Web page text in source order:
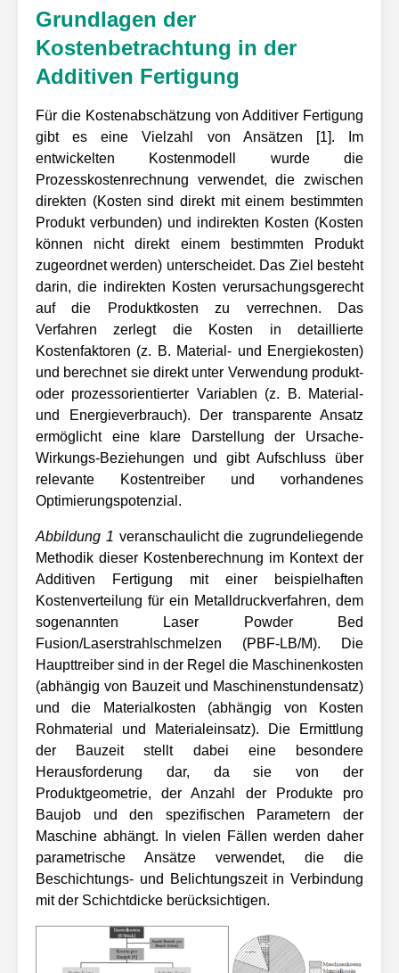
Grundlagen der
Kostenbetrachtung in der
Additiven Fertigung
Für die Kostenabschätzung von Additiver Fertigung
gibt es eine Vielzahl von Ansätzen [1]. Im
entwickelten Kostenmodell wurde die
Prozesskostenrechnung verwendet, die zwischen
direkten (Kosten sind direkt mit einem bestimmten
Produkt verbunden) und indirekten Kosten (Kosten
können nicht direkt einem bestimmten Produkt
zugeordnet werden) unterscheidet. Das Ziel besteht
darin, die indirekten Kosten verursachungsgerecht
auf die Produktkosten zu verrechnen. Das
Verfahren zerlegt die Kosten in detaillierte
Kostenfaktoren (z. B. Material- und Energiekosten)
und berechnet sie direkt unter Verwendung produkt-
oder prozessorientierter Variablen (z. B. Material-
und Energieverbrauch). Der transparente Ansatz
ermöglicht eine klare Darstellung der Ursache-
Wirkungs-Beziehungen und gibt Aufschluss über
relevante Kostentreiber und vorhandenes
Optimierungspotenzial.
Abbildung 1 veranschaulicht die zugrundeliegende
Methodik dieser Kostenberechnung im Kontext der
Additiven Fertigung mit einer beispielhaften
Kostenverteilung für ein Metalldruckverfahren, dem
sogenannten Laser Powder Bed
Fusion/Laserstrahlschmelzen (PBF-LB/M). Die
Haupttreiber sind in der Regel die Maschinenkosten
(abhängig von Bauzeit und Maschinenstundensatz)
und die Materialkosten (abhängig von Kosten
Rohmaterial und Materialeinsatz). Die Ermittlung
der Bauzeit stellt dabei eine besondere
Herausforderung dar, da sie von der
Produktgeometrie, der Anzahl der Produkte pro
Baujob und den spezifischen Parametern der
Maschine abhängt. In vielen Fällen werden daher
parametrische Ansätze verwendet, die die
Beschichtungs- und Belichtungszeit in Verbindung
mit der Schichtdicke berücksichtigen.